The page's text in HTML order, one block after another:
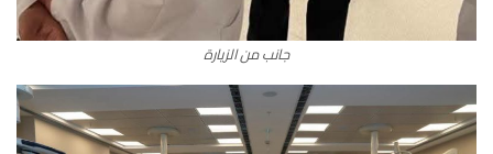
جانب من الزيارة